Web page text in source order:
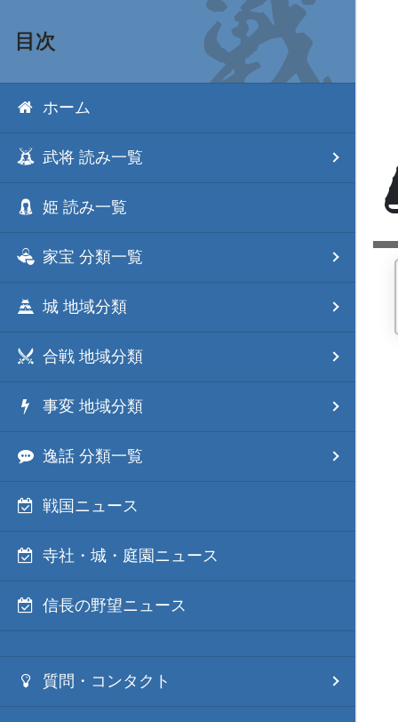
目次
ホーム
武将 読み一覧
姫 読み一覧
家宝 分類一覧
城 地域分類
合戦 地域分類
事変 地域分類
逸話 分類一覧
戦国ニュース
寺社・城・庭園ニュース
信長の野望ニュース
質問・コンタクト